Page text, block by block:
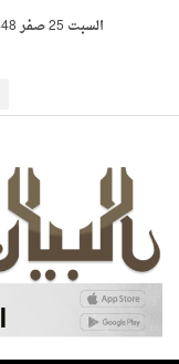
السبت 25 صفر 1448 هـ